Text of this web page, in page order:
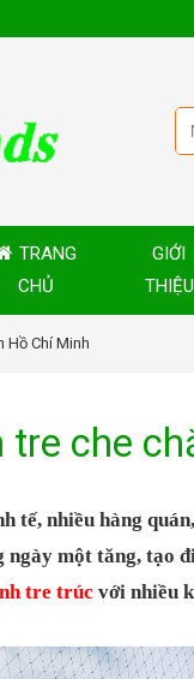
TRANG
CHỦ
GIỚI
THIỆU
Hồ Chí Minh
che
tế, nhiều hàng
một tăng, tạo
tre trúc với nhiều